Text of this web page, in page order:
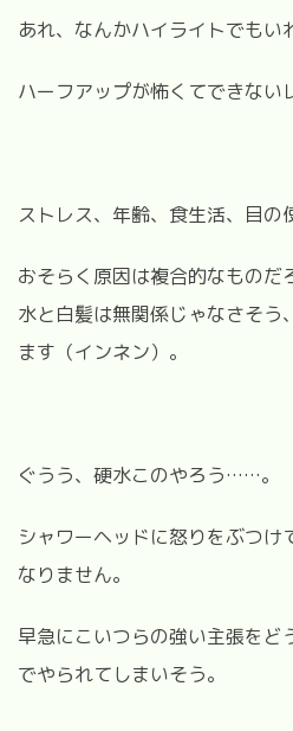
あれ、なんかハイライトでもい
ハーフアップが怖くてできない
ストレス、年齢、食生活、目の
おそらく原因は複合的なものだ
水と白髪は無関係じゃなさそう
ます（インネン）。
ぐうう、硬水このやろう……。
シャワーヘッドに怒りをぶつけ
なりません。
早急にこいつらの強い主張をど
でやられてしまいそう。